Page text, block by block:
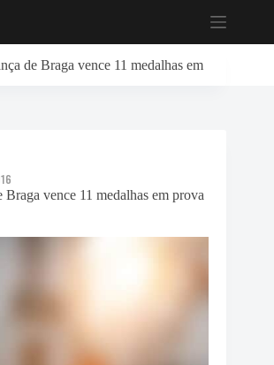
de Braga vence 11 medalhas em prova
Braga vence 11 medalhas em prova